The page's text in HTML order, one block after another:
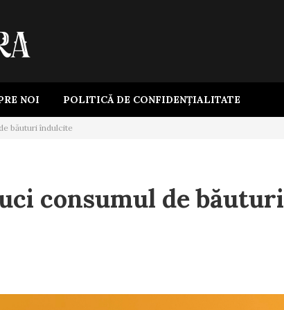
NOI POLITICĂ DE CONFIDENȚIALITATE
băuturi îndulcite
consumul de băuturi